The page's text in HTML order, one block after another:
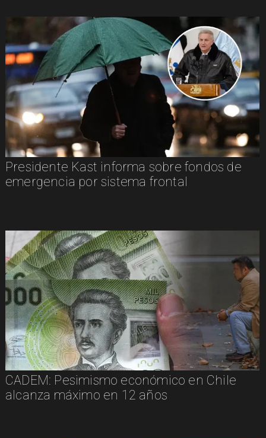
Presidente Kast informa sobre fondos de
emergencia por sistema frontal
CADEM: Pesimismo económico en Chile
alcanza máximo en 12 años